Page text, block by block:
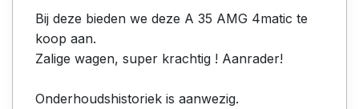
Bij deze bieden we deze A 35 AMG 4matic te
koop aan.
Zalige wagen, super krachtig ! Aanrader!
Onderhoudshistoriek is aanwezig.